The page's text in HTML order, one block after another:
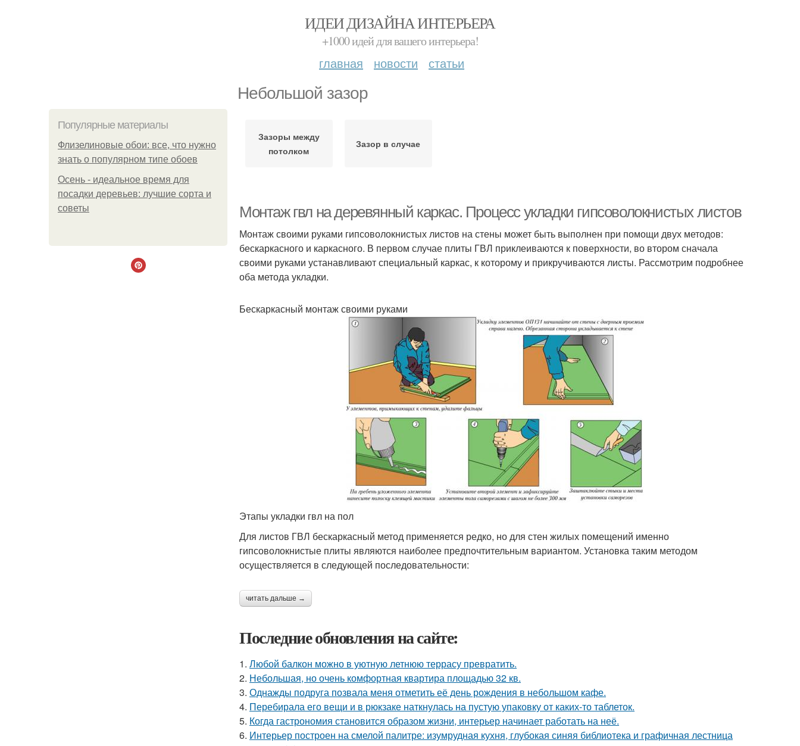
ИДЕИ ДИЗАЙНА ИНТЕРЬЕРА
+1000 идей для вашего интерьера!
главная новости статьи
Небольшой зазор
Популярные материалы
Флизелиновые обои: все, что нужно
знать о популярном типе обоев
Осень - идеальное время для
посадки деревьев: лучшие сорта и
советы
Зазоры между
потолком
Зазор в случае
Монтаж гвл на деревянный каркас. Процесс укладки гипсоволокнистых листов
Монтаж своими руками гипсоволокнистых листов на стены может быть выполнен при помощи двух методов:
бескаркасного и каркасного. В первом случае плиты ГВЛ приклеиваются к поверхности, во втором сначала
своими руками устанавливают специальный каркас, к которому и прикручиваются листы. Рассмотрим подробнее
оба метода укладки.
Бескаркасный монтаж своими руками
Этапы укладки гвл на пол
Для листов ГВЛ бескаркасный метод применяется редко, но для стен жилых помещений именно
гипсоволокнистые плиты являются наиболее предпочтительным вариантом. Установка таким методом
осуществляется в следующей последовательности:
читать дальше →
Последние обновления на сайте:
1. Любой балкон можно в уютную летнюю террасу превратить.
2. Небольшая, но очень комфортная квартира площадью 32 кв.
3. Однажды подруга позвала меня отметить её день рождения в небольшом кафе.
4. Перебирала его вещи и в рюкзаке наткнулась на пустую упаковку от каких-то таблеток.
5. Когда гастрономия становится образом жизни, интерьер начинает работать на неё.
6. Интерьер построен на смелой палитре: изумрудная кухня, глубокая синяя библиотека и графичная лестница